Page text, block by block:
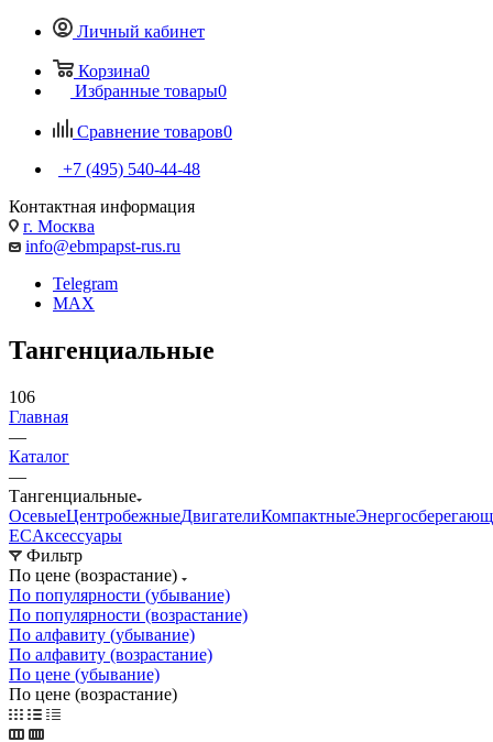
Личный кабинет
Корзина0
Избранные товары0
Сравнение товаров0
+7 (495) 540-44-48
Контактная информация
г. Москва
info@ebmpapst-rus.ru
Telegram
MAX
Тангенциальные
106
Главная
—
Каталог
—
Тангенциальные
ОсевыеЦентробежныеДвигателиКомпактные
ECАксессуары
Фильтр
По цене (возрастание)
По популярности (убывание)
По популярности (возрастание)
По алфавиту (убывание)
По алфавиту (возрастание)
По цене (убывание)
По цене (возрастание)